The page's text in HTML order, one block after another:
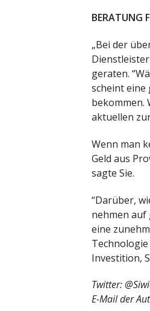
BERATUNG
„Bei der
geraten.
scheint eine
bekommen.
aktuellen
Wenn man
Geld aus
sagte Sie.
“Darüber,
nehmen
eine
Investition,
Twitter:
E-Mail der